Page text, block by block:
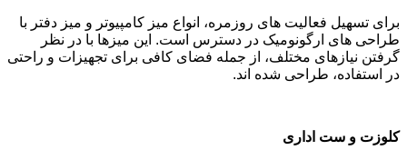
برای تسهیل فعالیت های روزمره، انواع میز کامپیوتر و میز دفتر با
طراحی های ارگونومیک در دسترس است. این میزها با در نظر
گرفتن نیازهای مختلف، از جمله فضای کافی برای تجهیزات و راحتی
در استفاده، طراحی شده اند.
کلوزت و ست اداری